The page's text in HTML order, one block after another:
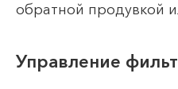
обратной продувкой
Управление